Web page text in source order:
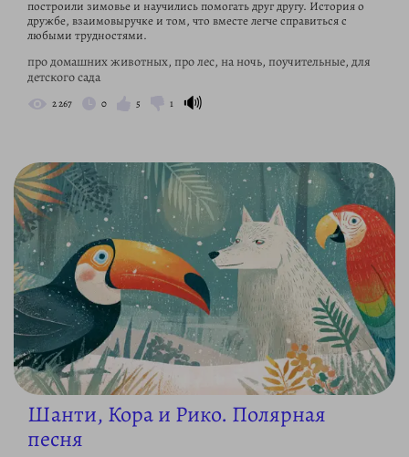
построили зимовье и научились помогать друг другу. История о
дружбе, взаимовыручке и том, что вместе легче справиться с
любыми трудностями.
про домашних животных, про лес, на ночь, поучительные, для
детского сада
2 267 0 5 1 🔊
Шанти, Кора и Рико. Полярная
песня